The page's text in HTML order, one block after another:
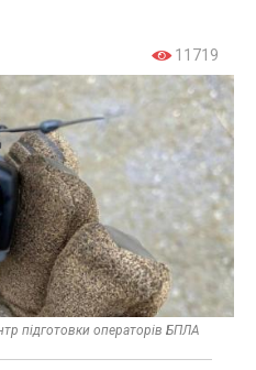
11719
підготовки операторів БПЛА